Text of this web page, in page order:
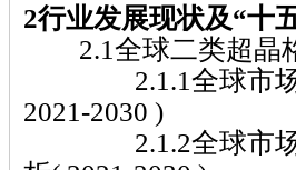
2行业发展现状及“十
2.1全球二类超晶
2.1.1全球市场二
2021-2030 )
2.1.2全球市场二